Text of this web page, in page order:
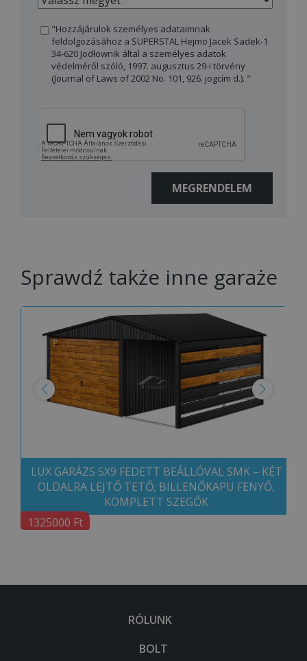
"Hozzájárulok személyes adataimnak
feldolgozásához a SUPERSTAL Hejmo Jacek Sadek-1
34-620 Jodłownik által a személyes adatok
védelméről szóló, 1997. augusztus 29-i törvény
(Journal of Laws of 2002 No. 101, 926. jogcím d.). "
Sprawdź także inne garaże
LUX GARÁZS 5X9 FEDETT BEÁLLÓVAL SMK – KÉT
OLDALRA LEJTŐ TETŐ, BILLENŐKAPU FENYŐ,
KOMPLETT SZEGŐK
1325000 Ft
RÓLUNK
BOLT